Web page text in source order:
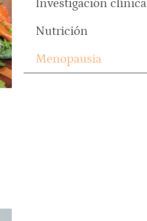
Investigación clínica
Nutrición
Menopausia